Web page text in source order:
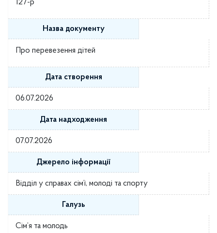
Проєкти рішень виконавчого комітету
127-р
Назва документу
Про перевезення дітей
Дата створення
06.07.2026
Дата надходження
07.07.2026
Джерело інформації
Відділ у справах сім’ї, молоді та спорту
Галузь
Сім’я та молодь